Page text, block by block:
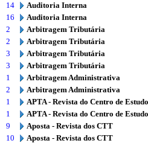
14
Auditoria Interna
16
Auditoria Interna
2
Arbitragem Tributária
2
Arbitragem Tributária
3
Arbitragem Tributária
3
Arbitragem Tributária
1
Arbitragem Administrativa
2
Arbitragem Administrativa
1
APTA - Revista do Centro de
1
APTA - Revista do Centro de
9
Aposta - Revista dos CTT
10
Aposta - Revista dos CTT